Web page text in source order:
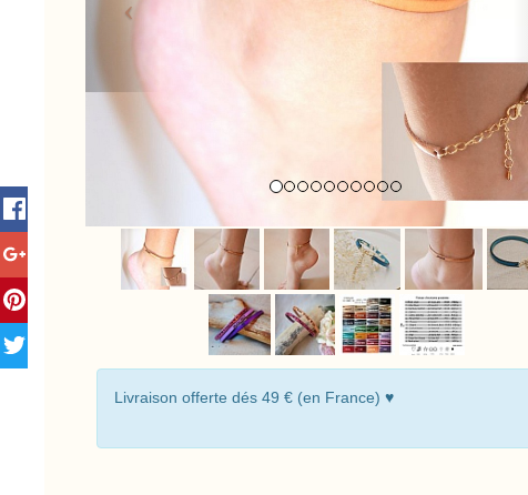
Livraison offerte dés 49 € (en France) ♥